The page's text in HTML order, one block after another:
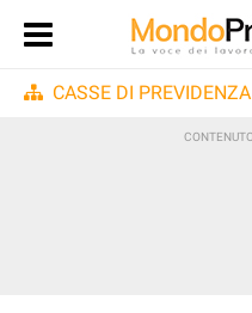
CASSE DI PREVIDENZA